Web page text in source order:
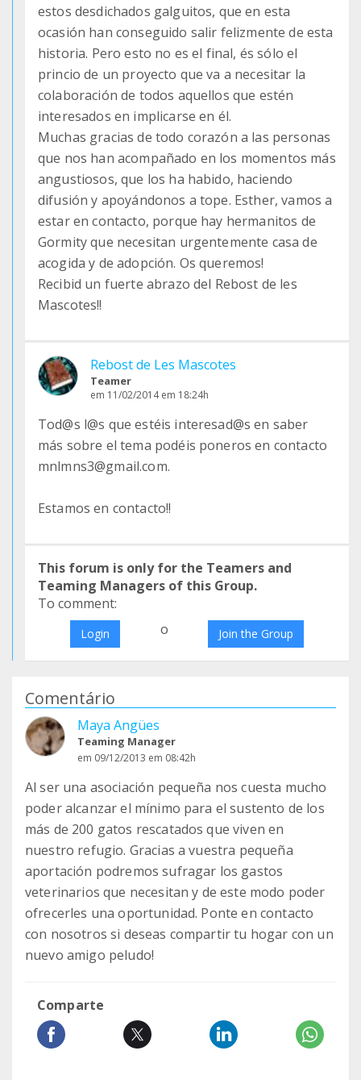
estos desdichados galguitos, que en esta
ocasión han conseguido salir felizmente de esta
historia. Pero esto no es el final, és sólo el
princio de un proyecto que va a necesitar la
colaboración de todos aquellos que estén
interesados en implicarse en él.
Muchas gracias de todo corazón a las personas
que nos han acompañado en los momentos más
angustiosos, que los ha habido, haciendo
difusión y apoyándonos a tope. Esther, vamos a
estar en contacto, porque hay hermanitos de
Gormity que necesitan urgentemente casa de
acogida y de adopción. Os queremos!
Recibid un fuerte abrazo del Rebost de les
Mascotes!!
Rebost de Les Mascotes
Teamer
em 11/02/2014 em 18:24h
Tod@s l@s que estéis interesad@s en saber
más sobre el tema podéis poneros en contacto
mnlmns3@gmail.com.
Estamos en contacto!!
This forum is only for the Teamers and
Teaming Managers of this Group.
To comment:
Login o Join the Group
Comentário
Maya Angües
Teaming Manager
em 09/12/2013 em 08:42h
Al ser una asociación pequeña nos cuesta mucho
poder alcanzar el mínimo para el sustento de los
más de 200 gatos rescatados que viven en
nuestro refugio. Gracias a vuestra pequeña
aportación podremos sufragar los gastos
veterinarios que necesitan y de este modo poder
ofrecerles una oportunidad. Ponte en contacto
con nosotros si deseas compartir tu hogar con un
nuevo amigo peludo!
Comparte